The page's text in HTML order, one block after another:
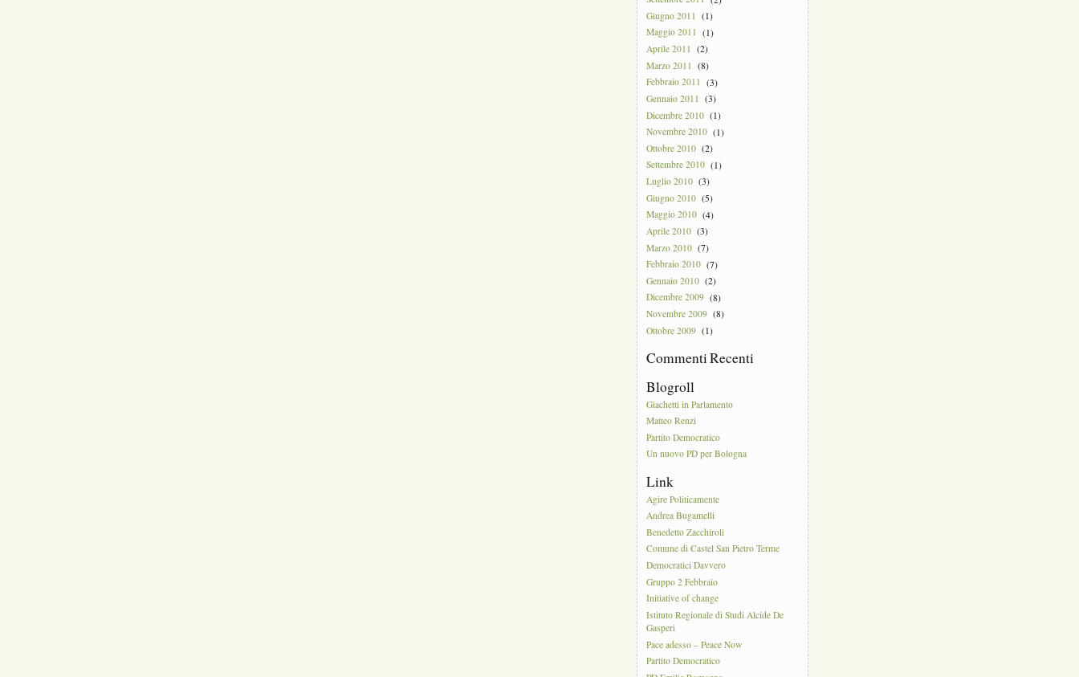
Giugno 2011 (1)
Maggio 2011 (1)
Aprile 2011 (2)
Marzo 2011 (8)
Febbraio 2011 (3)
Gennaio 2011 (3)
Dicembre 2010 (1)
Novembre 2010 (1)
Ottobre 2010 (2)
Settembre 2010 (1)
Luglio 2010 (3)
Giugno 2010 (5)
Maggio 2010 (4)
Aprile 2010 (3)
Marzo 2010 (7)
Febbraio 2010 (7)
Gennaio 2010 (2)
Dicembre 2009 (8)
Novembre 2009 (8)
Ottobre 2009 (1)
Commenti Recenti
Blogroll
Giachetti in Parlamento
Matteo Renzi
Partito Democratico
Un nuovo PD per Bologna
Link
Agire Politicamente
Andrea Bugamelli
Benedetto Zacchiroli
Comune di Castel San Pietro Terme
Democratici Davvero
Gruppo 2 Febbraio
Initiative of change
Istituto Regionale di Studi Alcide De
Gasperi
Pace adesso – Peace Now
Partito Democratico